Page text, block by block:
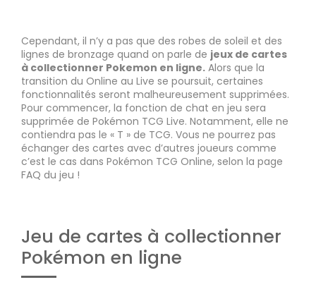
Cependant, il n’y a pas que des robes de soleil et des
lignes de bronzage quand on parle de jeux de cartes
à collectionner Pokemon en ligne. Alors que la
transition du Online au Live se poursuit, certaines
fonctionnalités seront malheureusement supprimées.
Pour commencer, la fonction de chat en jeu sera
supprimée de Pokémon TCG Live. Notamment, elle ne
contiendra pas le « T » de TCG. Vous ne pourrez pas
échanger des cartes avec d’autres joueurs comme
c’est le cas dans Pokémon TCG Online, selon la page
FAQ du jeu !
Jeu de cartes à collectionner
Pokémon en ligne